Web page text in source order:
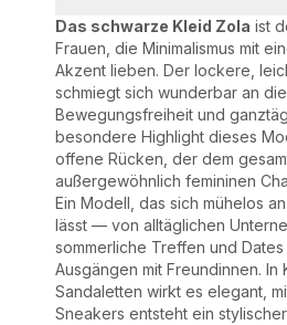
Das schwarze Kleid Zola ist
Frauen, die Minimalismus mit
Akzent lieben. Der lockere,
schmiegt sich wunderbar an
Bewegungsfreiheit und
besondere Highlight dieses
offene Rücken, der dem
außergewöhnlich femininen
Ein Modell, das sich mühelos
lässt — von alltäglichen
sommerliche Treffen und
Ausgängen mit Freundinnen. In
Sandaletten wirkt es elegant,
Sneakers entsteht ein